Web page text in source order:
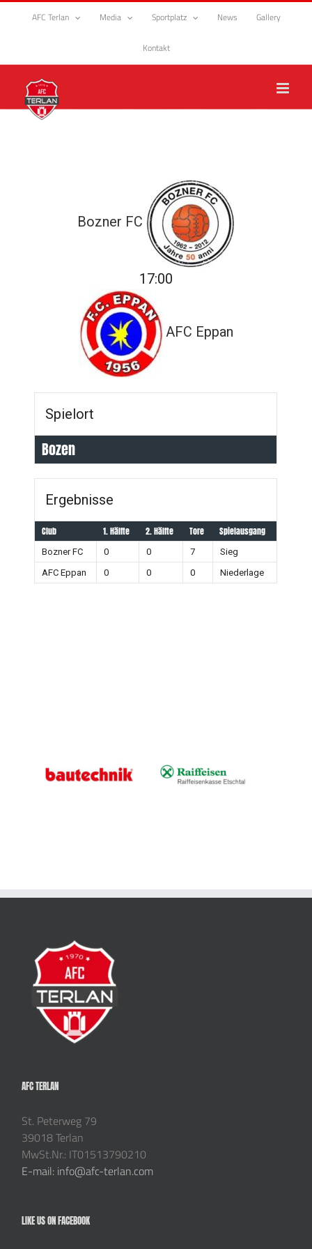
Zum
AFC Terlan Media Sportplatz News Gallery
Kontakt
Bozner FC
17:00
AFC Eppan
Spielort
Bozen
Ergebnisse
Club 1. Hälfte 2. Hälfte Tore Spielausgang
Bozner FC 0 0 7
Sieg
AFC Eppan
0 0 0 Niederlage
AFC TERLAN
St. Peterweg 79
39018 Terlan
MwSt.Nr.: IT01513790210
E-mail: info@afc-terlan.com
LIKE US ON FACEBOOK